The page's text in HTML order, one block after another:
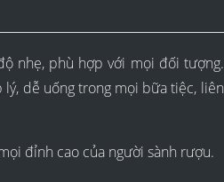
nhẹ, phù hợp với mọi đối tượng.
dễ uống trong mọi bữa tiệc, liên
đỉnh cao của người sành rượu.